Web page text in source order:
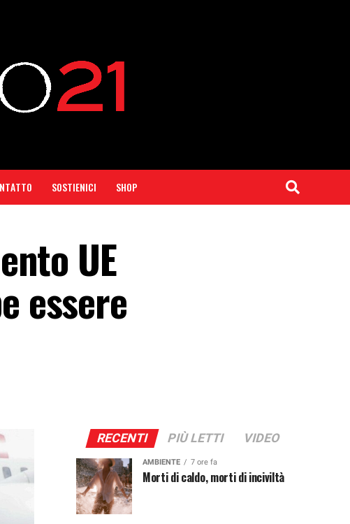
SOSTIENICI SHOP
UE
essere
RECENTI PIÙ LETTI VIDEO
AMBIENTE 7 ore fa
Morti di caldo, morti di inciviltà